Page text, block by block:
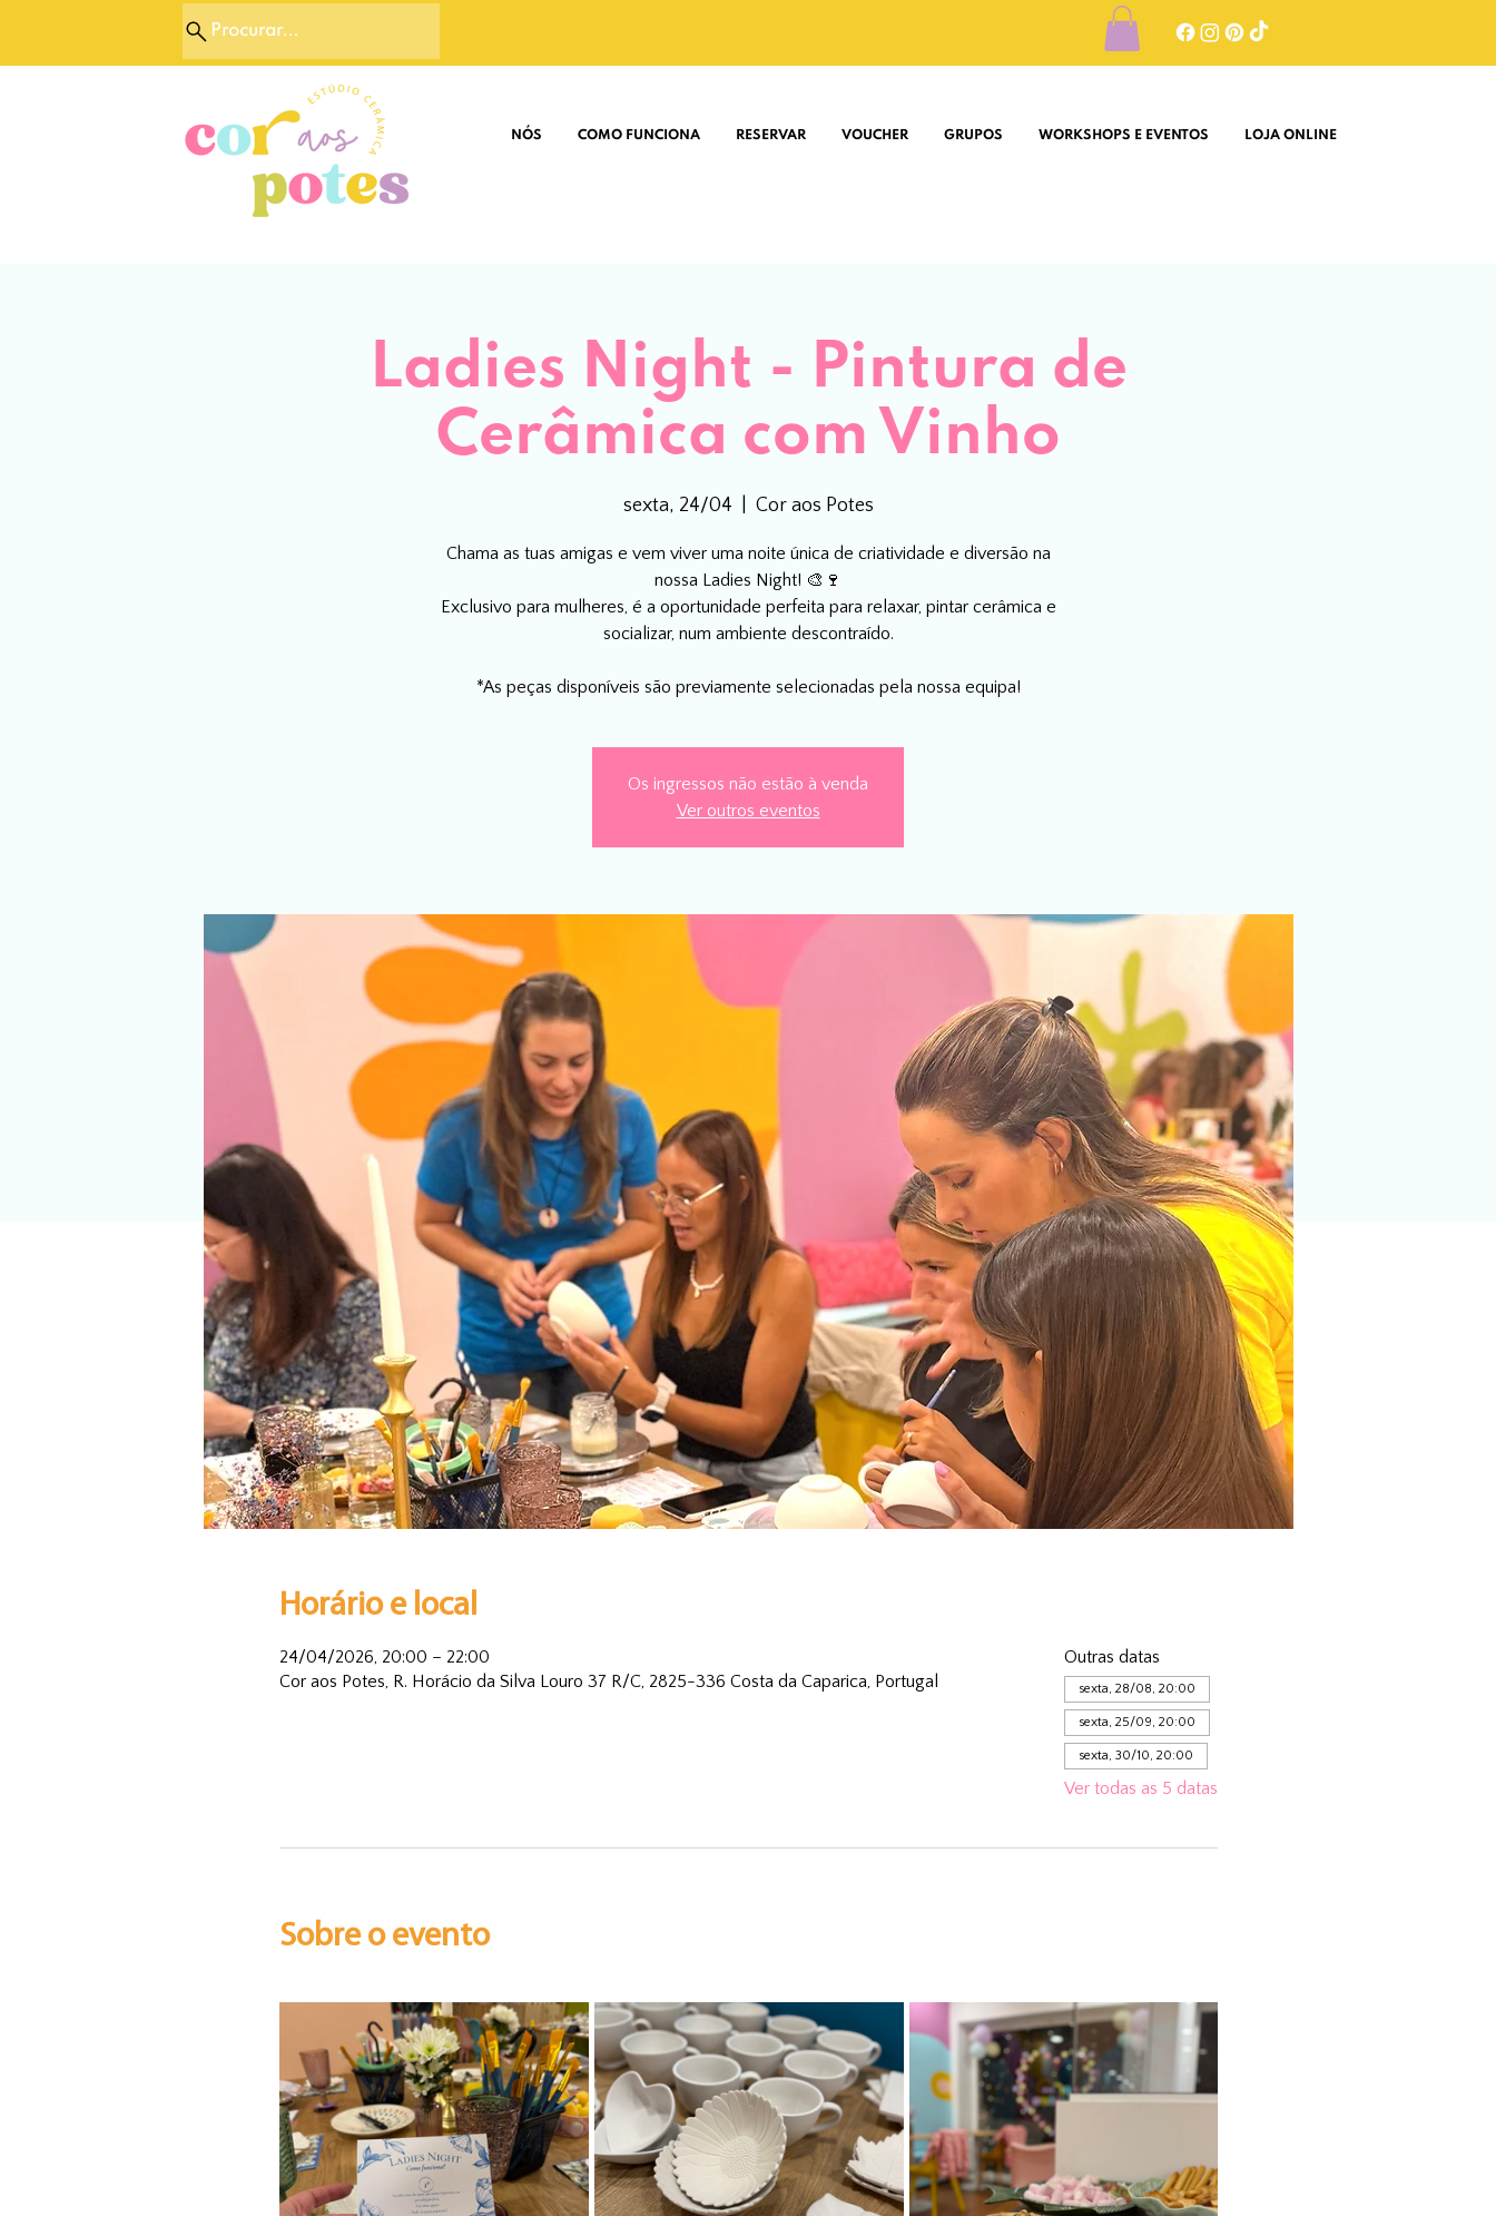
Procurar...
NÓS COMO FUNCIONA RESERVAR VOUCHER GRUPOS WORKSHOPS E EVENTOS LOJA ONLINE
Ladies Night - Pintura de
Cerâmica com Vinho
sexta, 24/04 Cor aos Potes
Chama as tuas amigas e vem viver uma noite única de criatividade e diversão na
nossa Ladies Night! 🎨🍷
Exclusivo para mulheres, é a oportunidade perfeita para relaxar, pintar cerâmica e
socializar, num ambiente descontraído.
*As peças disponíveis são previamente selecionadas pela nossa equipa!
Os ingressos não estão à venda
Ver outros eventos
Horário e local
24/04/2026, 20:00 – 22:00
Cor aos Potes, R. Horácio da Silva Louro 37 R/C, 2825-336 Costa da Caparica, Portugal
Outras datas
sexta, 28/08, 20:00
sexta, 25/09, 20:00
sexta, 30/10, 20:00
Ver todas as 5 datas
Sobre o evento